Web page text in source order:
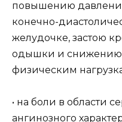
повышению
конечно-
желудочке, застою
одышки и снижению
физическим
• на боли в области
ангинозного